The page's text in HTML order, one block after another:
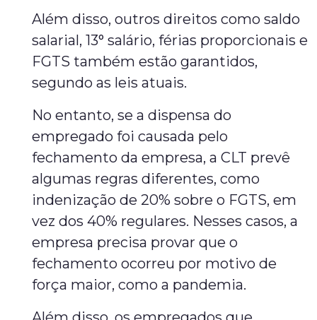
Além disso, outros direitos como saldo
salarial, 13° salário, férias proporcionais e
FGTS também estão garantidos,
segundo as leis atuais.
No entanto, se a dispensa do
empregado foi causada pelo
fechamento da empresa, a CLT prevê
algumas regras diferentes, como
indenização de 20% sobre o FGTS, em
vez dos 40% regulares. Nesses casos, a
empresa precisa provar que o
fechamento ocorreu por motivo de
força maior, como a pandemia.